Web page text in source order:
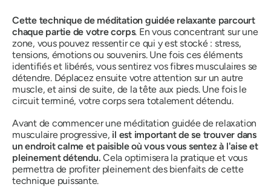
Cette technique de méditation guidée relaxante parcourt
chaque partie de votre corps. En vous concentrant sur une
zone, vous pouvez ressentir ce qui y est stocké : stress,
tensions, émotions ou souvenirs. Une fois ces éléments
identifiés et libérés, vous sentirez vos fibres musculaires se
détendre. Déplacez ensuite votre attention sur un autre
muscle, et ainsi de suite, de la tête aux pieds. Une fois le
circuit terminé, votre corps sera totalement détendu.
Avant de commencer une méditation guidée de relaxation
musculaire progressive, il est important de se trouver dans
un endroit calme et paisible où vous vous sentez à l'aise et
pleinement détendu. Cela optimisera la pratique et vous
permettra de profiter pleinement des bienfaits de cette
technique puissante.